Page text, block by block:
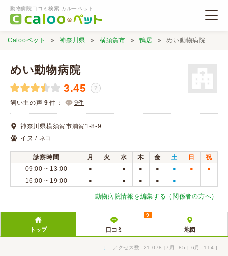
動物病院口コミ検索 カルーペット
動物病院検索
口コミ検索
Calooペットとは？
Calooペット 神奈川県 横須賀市 鴨居 めい動物病院
めい動物病院
3.45 ？
飼い主の声 9 件： 9件
神奈川県横須賀市浦賀1-8-9
イヌ / ネコ
診察時間 月 火 水 木 金 土 日
祝
09:00 ~ 13:00
● ● ● ● ● ● ●
16:00 ~ 19:00 ● ● ● ● ●
動物病院情報を編集する（関係者の方へ）
トップ 口コミ
9
地図
↓ アクセス数: 21,078 [7月: 85 | 6月: 114 ]